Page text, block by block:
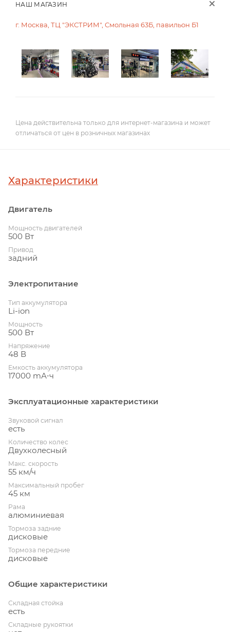
НАШ МАГАЗИН
г. Москва, ТЦ "ЭКСТРИМ", Смольная 63Б, павильон Б1
Цена действительна только для интернет-магазина и может
отличаться от цен в розничных магазинах
Характеристики
Двигатель
Мощность двигателей
500 Вт
Привод
задний
Электропитание
Тип аккумулятора
Li-ion
Мощность
500 Вт
Напряжение
48 В
Емкость аккумулятора
17000 mА⋅ч
Эксплуатационные характеристики
Звуковой сигнал
есть
Количество колес
Двухколесный
Макс. скорость
55 км/ч
Максимальный пробег
45 км
Рама
алюминиевая
Тормоза задние
дисковые
Тормоза передние
дисковые
Общие характеристики
Складная стойка
есть
Складные рукоятки